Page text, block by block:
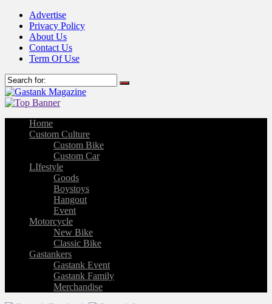
Advertise
Privacy Policy
About Us
Contact Us
Term Of Use
Home
Custom Culture
Custom Bike
Custom Car
LIfestyle
Goods
Boystoys
Hangout
Event
Motorcycle
New Bike
Classic Bike
Gastankers
Gastank Event
Gastank Family
Merchandise